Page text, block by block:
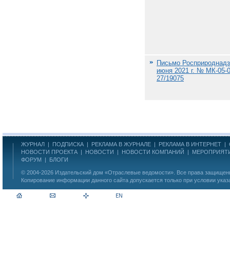
Письмо
июня 2021 г. № МК-05-
27/19075
ЖУРНАЛ | ПОДПИСКА | РЕКЛАМА В ЖУРНАЛЕ | РЕКЛАМА В ИНТЕРНЕТ |
НОВОСТИ ПРОЕКТА | НОВОСТИ | НОВОСТИ КОМПАНИЙ |
ФОРУМ | БЛОГИ
© 2004-2026 Издательский дом «Отраслевые ведомости» . Все права
Копирование информации данного сайта допускается только при условии